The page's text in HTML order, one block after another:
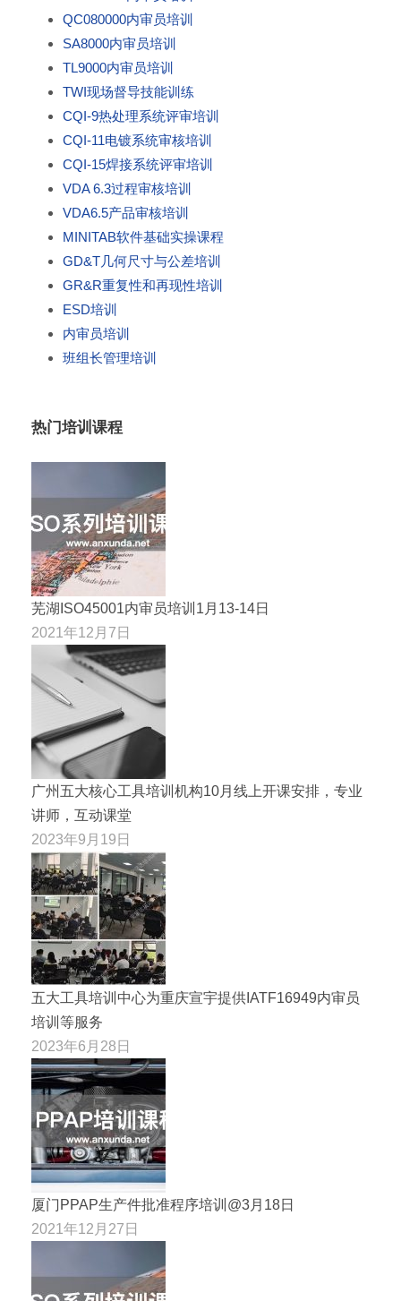
QC080000内审员培训
SA8000内审员培训
TL9000内审员培训
TWI现场督导技能训练
CQI-9热处理系统评审培训
CQI-11电镀系统审核培训
CQI-15焊接系统评审培训
VDA 6.3过程审核培训
VDA6.5产品审核培训
MINITAB软件基础实操课程
GD&T几何尺寸与公差培训
GR&R重复性和再现性培训
ESD培训
内审员培训
班组长管理培训
热门培训课程
芜湖ISO45001内审员培训1月13-14日
2021年12月7日
广州五大核心工具培训机构10月线上开课安排，专业
讲师，互动课堂
2023年9月19日
五大工具培训中心为重庆宣宇提供IATF16949内审员
培训等服务
2023年6月28日
厦门PPAP生产件批准程序培训@3月18日
2021年12月27日